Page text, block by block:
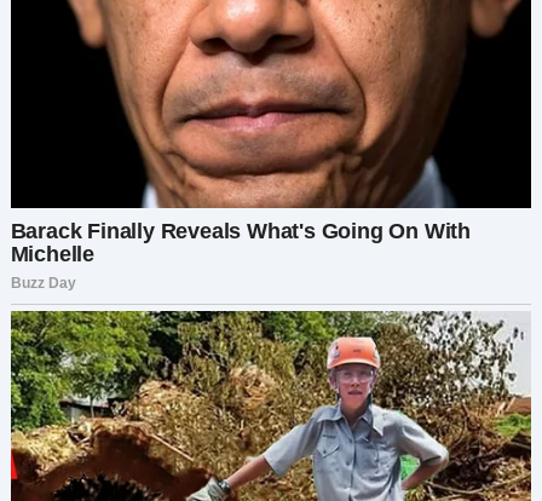
На следующее утро, кутаясь в пальто, он
осторожно шёл по обледеневшей улице к
почте. Пять писем прижаты к груди, словно
драгоценности.
— Специальная доставка, Арни? — спросила
Паула, почтовая служащая, знавшая его десятки
— Письма моим детям. Хочу, чтобы они
вернулись на Рождество.
Она посмотрела на него сквозь слёзы.
— Уверена, они придут в этот раз, — солгала